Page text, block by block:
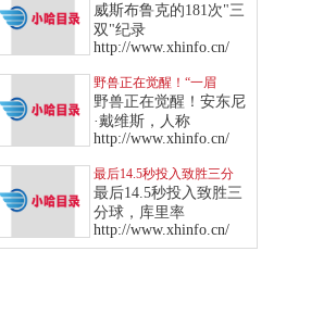
狂？爵士13年来全队才1
次
威斯布鲁克的181次"三
双"纪录
http://www.xhinfo.cn/
野兽正在觉醒！“一眉
哥”飙纪录成“侠客”后队史
第一人
野兽正在觉醒！安东尼
·戴维斯，人称
http://www.xhinfo.cn/
最后14.5秒投入致胜三分
球！库里率勇士击败西部
龙头爵士
最后14.5秒投入致胜三
分球，库里率
http://www.xhinfo.cn/